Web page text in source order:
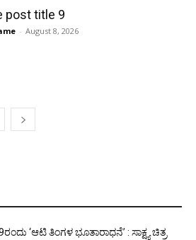
post title 9
- August 8, 2026
‘ಆಟಿ ತಿಂಗಳ ಭೂತಾರಾಧನೆ’ : ಸಾಕ್ಷ್ಯ ಚಿತ್ರ